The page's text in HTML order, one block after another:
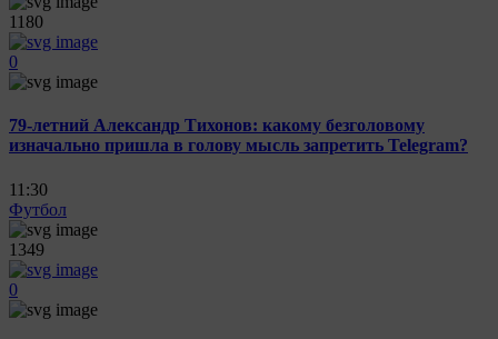
1180
0
79-летний Александр Тихонов: какому безголовому
изначально пришла в голову мысль запретить Telegram?
11:30
Футбол
1349
0